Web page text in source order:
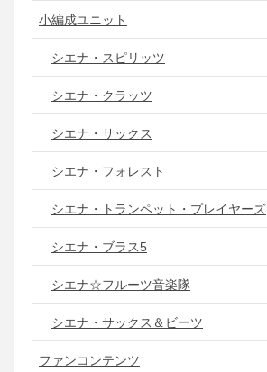
小編成ユニット
シエナ・スピリッツ
シエナ・クラッツ
シエナ・サックス
シエナ・フォレスト
シエナ・トランペット・プレイヤーズ
シエナ・ブラス5
シエナ☆フルーツ音楽隊
シエナ・サックス＆ビーツ
ファンコンテンツ